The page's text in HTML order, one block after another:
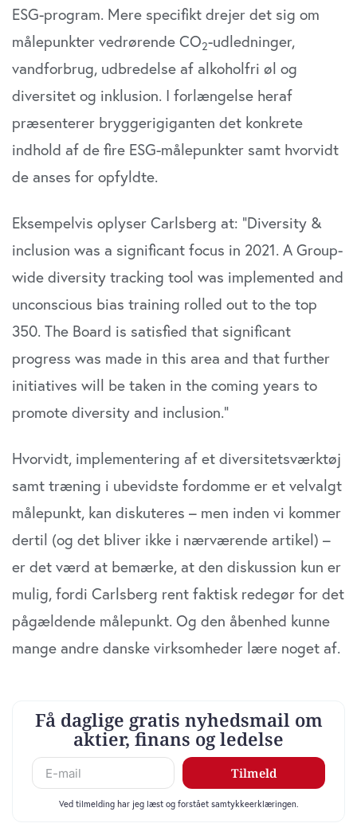
ESG-program. Mere specifikt drejer det sig om
målepunkter vedrørende CO2-udledninger,
vandforbrug, udbredelse af alkoholfri øl og
diversitet og inklusion. I forlængelse heraf
præsenterer bryggerigiganten det konkrete
indhold af de fire ESG-målepunkter samt hvorvidt
de anses for opfyldte.
Eksempelvis oplyser Carlsberg at: ”Diversity &
inclusion was a significant focus in 2021. A Group-
wide diversity tracking tool was implemented and
unconscious bias training rolled out to the top
350. The Board is satisfied that significant
progress was made in this area and that further
initiatives will be taken in the coming years to
promote diversity and inclusion.”
Hvorvidt, implementering af et diversitetsværktøj
samt træning i ubevidste fordomme er et velvalgt
målepunkt, kan diskuteres – men inden vi kommer
dertil (og det bliver ikke i nærværende artikel) –
er det værd at bemærke, at den diskussion kun er
mulig, fordi Carlsberg rent faktisk redegør for det
pågældende målepunkt. Og den åbenhed kunne
mange andre danske virksomheder lære noget af.